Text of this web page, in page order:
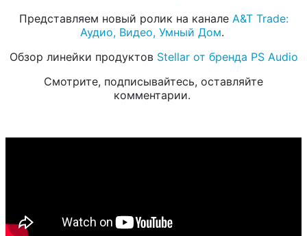
Представляем новый ролик на канале A&T Trade:
Аудио, Видео, Умный Дом.
Обзор линейки продуктов Stellar от бренда PS Audio
Смотрите, подписывайтесь, оставляйте
комментарии.